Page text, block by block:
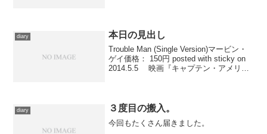
ある方はこちらから...
diary 本日の見出し
Trouble Man (Single Version)マービン・
ゲイ価格： 150円 posted with sticky on
2014.5.5 映画『キャプテン・アメリカ
diary ３度目の搬入。
今回もたくさん届きました。